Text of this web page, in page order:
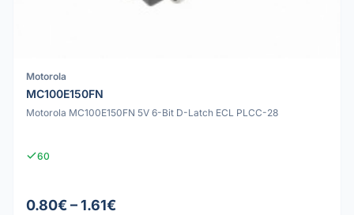
Motorola
MC100E150FN
Motorola MC100E150FN 5V 6-Bit D-Latch ECL PLCC-28
60
0.80€ – 1.61€